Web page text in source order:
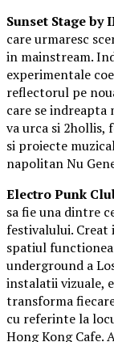
Sunset Stage by
care urmaresc
in mainstream.
experimentale
reflectorul pe
care se indreapta
va urca si 2hollis,
si proiecte
napolitan Nu
Electro Punk
sa fie una dintre
festivalului. Creat
spatiul
underground a
instalatii vizuale,
transforma
cu referinte la
Hong Kong Cafe.